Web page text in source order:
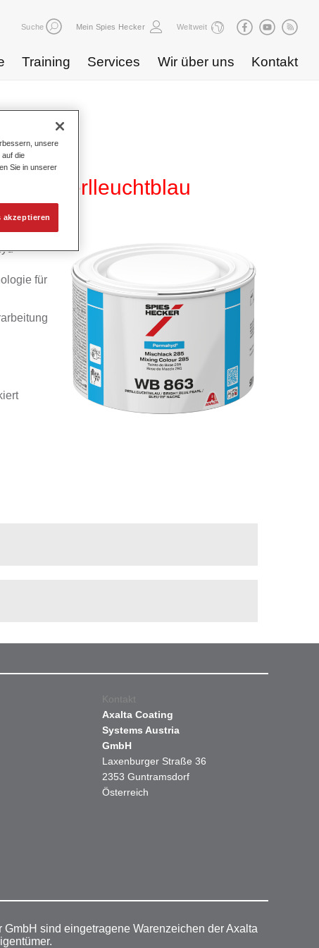
Suche Mein Spies Hecker Weltweit
Training Services Wir über uns Kontakt
863 perlleuchtblau
für
Kontakt
Axalta Coating
Systems Austria
GmbH
Laxenburger Straße 36
2353 Guntramsdorf
Österreich
sind eingetragene Warenzeichen der Axalta
unsere
auf die
Sie in unserer
akzeptieren